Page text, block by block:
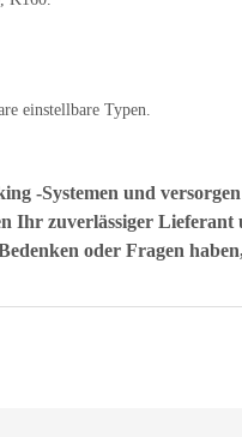
einstellbare Typen.
-Systemen und
Ihr zuverlässiger
oder Fragen